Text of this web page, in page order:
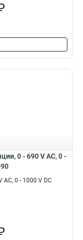
0 - 690 V AC, 0 -
AC, 0 - 1000 V DC